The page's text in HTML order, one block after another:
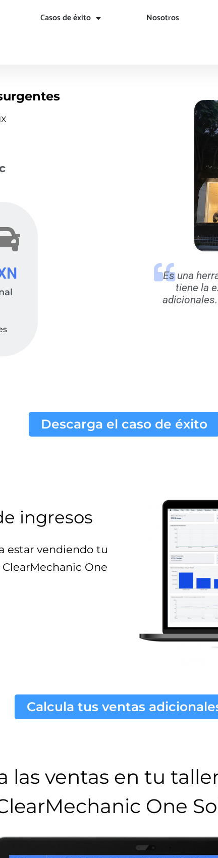
Casos de éxito Nosotros
Es una
tiene la
Descarga el caso de éxito
ingresos
estar vendiendo tu
One
Calcula tus ventas
las ventas en tu
One